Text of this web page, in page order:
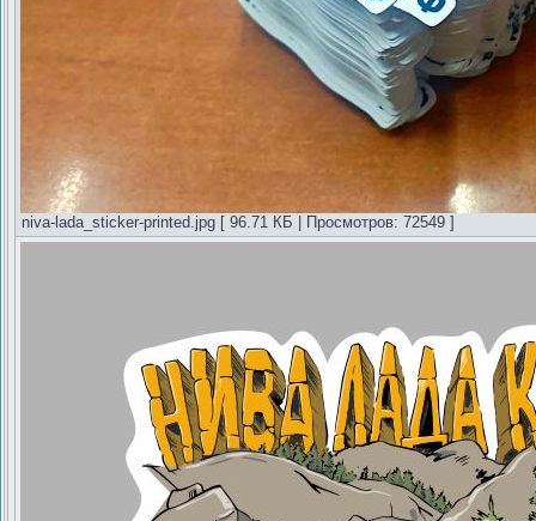
niva-lada_sticker-printed.jpg [ 96.71 КБ | Просмотров: 72549 ]